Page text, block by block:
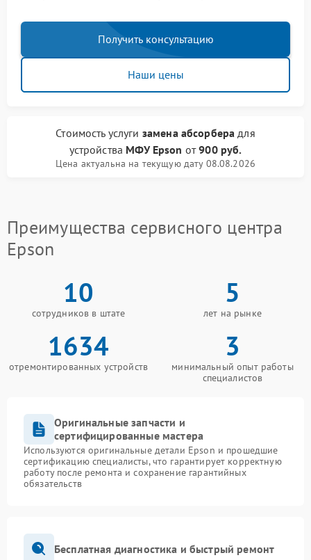
Получить консультацию
Наши цены
Стоимость услуги замена абсорбера для
устройства МФУ Epson от900 руб.
Цена актуальна на текущую дату 08.08.2026
Преимущества сервисного центра
Epson
10
сотрудников в штате
5
лет на рынке
1634
отремонтированных устройств
3
минимальный опыт работы
специалистов
Оригинальные запчасти и
сертифицированные мастера
Используются оригинальные детали Epson и прошедшие
сертификацию специалисты, что гарантирует корректную
работу после ремонта и сохранение гарантийных
обязательств
Бесплатная диагностика и быстрый ремонт